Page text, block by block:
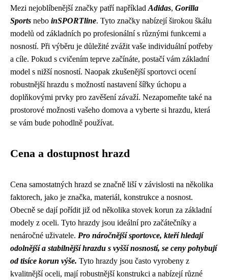
Mezi nejoblíbenější značky patří například Adidas, Gorilla
Sports nebo inSPORTline. Tyto značky nabízejí širokou škálu
modelů od základních po profesionální s různými funkcemi a
nosností. Při výběru je důležité zvážit vaše individuální potřeby
a cíle. Pokud s cvičením teprve začínáte, postačí vám základní
model s nižší nosností. Naopak zkušenější sportovci ocení
robustnější hrazdu s možností nastavení šířky úchopu a
doplňkovými prvky pro zavěšení závaží. Nezapomeňte také na
prostorové možnosti vašeho domova a vyberte si hrazdu, která
se vám bude pohodlně používat.
Cena a dostupnost hrazd
Cena samostatných hrazd se značně liší v závislosti na několika
faktorech, jako je značka, materiál, konstrukce a nosnost.
Obecně se dají pořídit již od několika stovek korun za základní
modely z oceli. Tyto hrazdy jsou ideální pro začátečníky a
nenáročné uživatele. Pro náročnější sportovce, kteří hledají
odolnější a stabilnější hrazdu s vyšší nosností, se ceny pohybují
od tisíce korun výše. Tyto hrazdy jsou často vyrobeny z
kvalitnější oceli, mají robustnější konstrukci a nabízejí různé